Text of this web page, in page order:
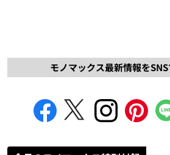
モノマックス最新情報をSNS